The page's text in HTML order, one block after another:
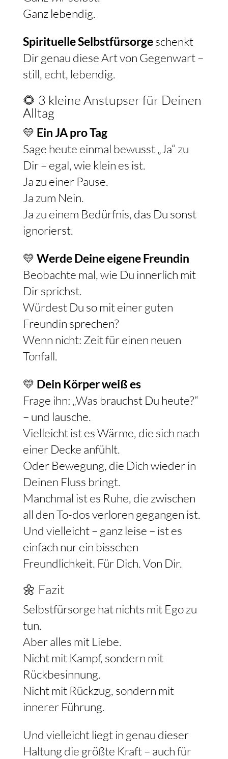
Ganz lebendig.
Spirituelle Selbstfürsorgeschenkt
Dir genau diese Art von Gegenwart –
still, echt, lebendig.
🌻 3 kleine Anstupser für Deinen
Alltag
💛 Ein JA pro Tag
Sage heute einmal bewusst „Ja“ zu
Dir – egal, wie klein es ist.
Ja zu einer Pause.
Ja zum Nein.
Ja zu einem Bedürfnis, das Du sonst
ignorierst.
💛 Werde Deine eigene Freundin
Beobachte mal, wie Du innerlich mit
Dir sprichst.
Würdest Du so mit einer guten
Freundin sprechen?
Wenn nicht: Zeit für einen neuen
Tonfall.
💛 Dein Körper weiß es
Frage ihn: „Was brauchst Du heute?“
– und lausche.
Vielleicht ist es Wärme, die sich nach
einer Decke anfühlt.
Oder Bewegung, die Dich wieder in
Deinen Fluss bringt.
Manchmal ist es Ruhe, die zwischen
all den To-dos verloren gegangen ist.
Und vielleicht – ganz leise – ist es
einfach nur ein bisschen
Freundlichkeit. Für Dich. Von Dir.
🌼 Fazit
Selbstfürsorge hat nichts mit Ego zu
tun.
Aber alles mit Liebe.
Nicht mit Kampf, sondern mit
Rückbesinnung.
Nicht mit Rückzug, sondern mit
innerer Führung.
Und vielleicht liegt in genau dieser
Haltung die größte Kraft – auch für